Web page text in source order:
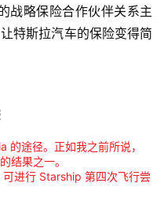
战略保险合作伙伴关系主
特斯拉汽车的保险变得简
的途径。正如我之前所说，
结果之一。
进行 Starship 第四次飞行尝